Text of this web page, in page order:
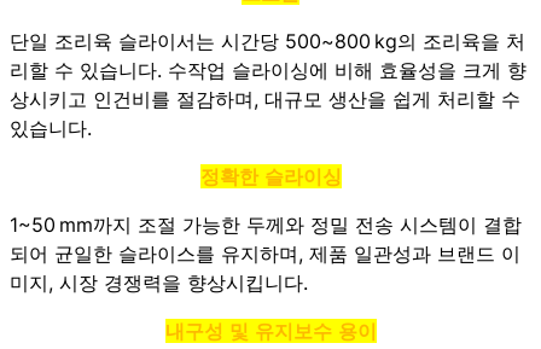
단일 조리육 슬라이서는 시간당 500~800 kg의 조리육을 처
리할 수 있습니다. 수작업 슬라이싱에 비해 효율성을 크게 향
상시키고 인건비를 절감하며, 대규모 생산을 쉽게 처리할 수
있습니다.
정확한 슬라이싱
1~50 mm까지 조절 가능한 두께와 정밀 전송 시스템이 결합
되어 균일한 슬라이스를 유지하며, 제품 일관성과 브랜드 이
미지, 시장 경쟁력을 향상시킵니다.
내구성 및 유지보수 용이